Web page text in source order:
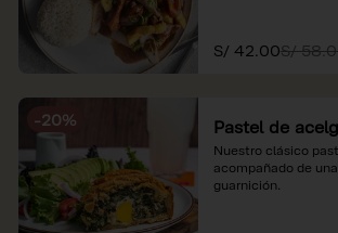
S/ 42.00S/
-20% Pastel de
Nuestro clásico
acompañado de
guarnición.